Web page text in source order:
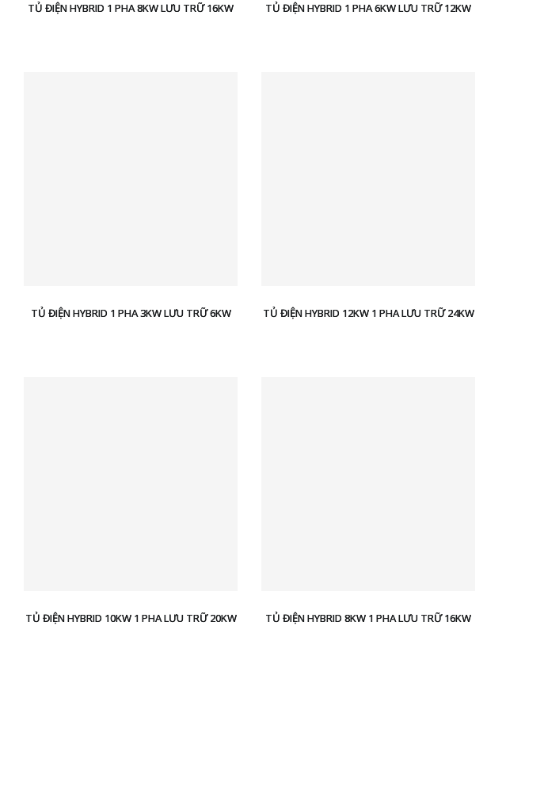
TỦ ĐIỆN HYBRID 1 PHA 8KW LƯU TRỮ 16KW TỦ ĐIỆN HYBRID 1 PHA 6KW LƯU TRỮ 12KW
TỦ ĐIỆN HYBRID 1 PHA 3KW LƯU TRỮ 6KW TỦ ĐIỆN HYBRID 12KW 1 PHA LƯU TRỮ 24KW
TỦ ĐIỆN HYBRID 10KW 1 PHA LƯU TRỮ 20KW TỦ ĐIỆN HYBRID 8KW 1 PHA LƯU TRỮ 16KW